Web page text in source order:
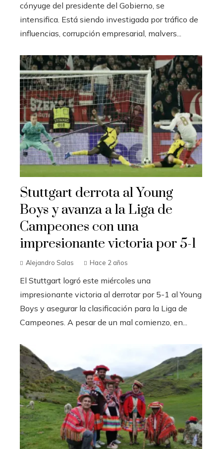
cónyuge del presidente del Gobierno, se
intensifica. Está siendo investigada por tráfico de
influencias, corrupción empresarial, malvers...
Stuttgart derrota al Young
Boys y avanza a la Liga de
Campeones con una
impresionante victoria por 5-1
Alejandro Salas Hace 2 años
El Stuttgart logró este miércoles una
impresionante victoria al derrotar por 5-1 al Young
Boys y asegurar la clasificación para la Liga de
Campeones. A pesar de un mal comienzo, en...